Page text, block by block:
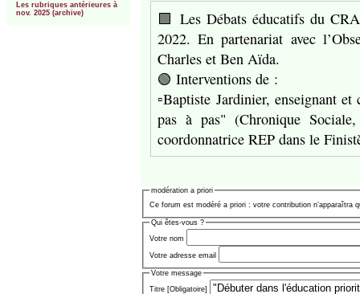
Les rubriques antérieures à
nov. 2025 (archive)
🟩 Les Débats éducatifs du
2022. En partenariat avec
Charles et Ben Aïda.
🟢 Interventions de :
▫️Baptiste Jardinier, enseignant
pas à pas" (Chronique
coordonnatrice REP dans le
modération a priori
Ce forum est modéré a priori : votre contribution n’apparaîtra
Qui êtes-vous ?
Votre nom
Votre adresse email
Votre message
Titre [Obligatoire]